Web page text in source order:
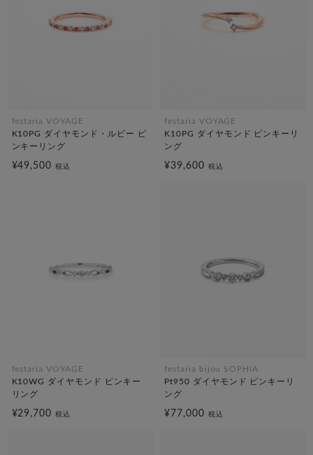
festaria VOYAGE
K10PG ダイヤモンド・ルビー ピ
ンキーリング
¥49,500税込
festaria VOYAGE
K10PG ダイヤモンド ピンキーリ
ング
¥39,600 税込
festaria VOYAGE
K10WG ダイヤモンド ピンキー
リング
¥29,700税込
festaria bijou SOPHIA
Pt950 ダイヤモンド ピンキーリ
ング
¥77,000 税込